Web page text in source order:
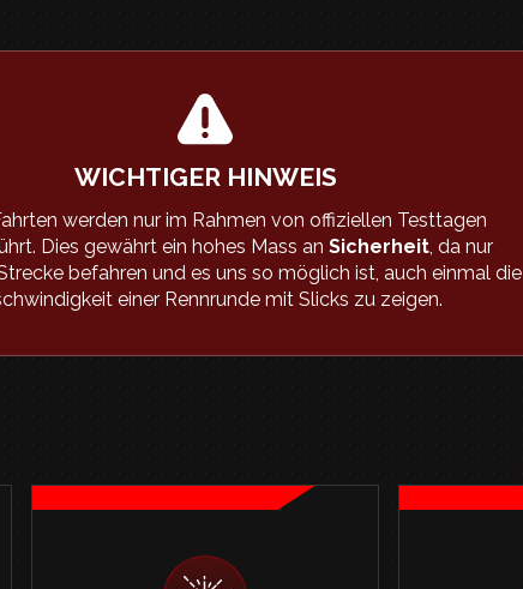
WICHTIGER HINWEIS
werden nur im Rahmen von offiziellen Testtagen
Dies gewährt ein hohes Mass an Sicherheit, da nur
befahren und es uns so möglich ist, auch einmal die
einer Rennrunde mit Slicks zu zeigen.